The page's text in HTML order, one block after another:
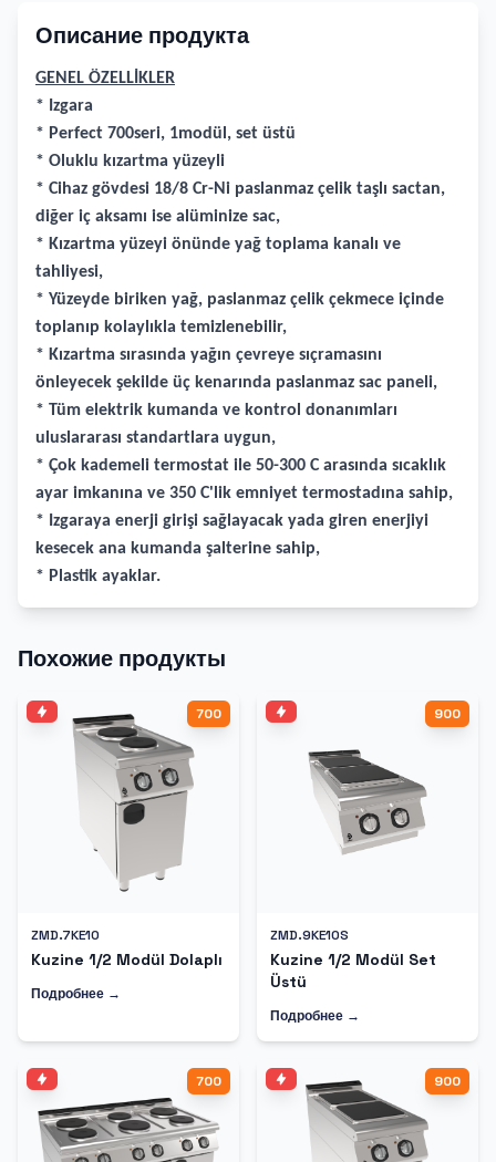
Описание продукта
GENEL ÖZELLİKLER
* Izgara
* Perfect 700seri, 1modül, set üstü
* Oluklu kızartma yüzeyli
* Cihaz gövdesi 18/8 Cr-Ni paslanmaz çelik taşlı sactan,
diğer iç aksamı ise alüminize sac,
* Kızartma yüzeyi önünde yağ toplama kanalı ve
tahliyesi,
* Yüzeyde biriken yağ, paslanmaz çelik çekmece içinde
toplanıp kolaylıkla temizlenebilir,
* Kızartma sırasında yağın çevreye sıçramasını
önleyecek şekilde üç kenarında paslanmaz sac paneli,
* Tüm elektrik kumanda ve kontrol donanımları
uluslararası standartlara uygun,
* Çok kademeli termostat ile 50-300 C arasında sıcaklık
ayar imkanına ve 350 C'lik emniyet termostadına sahip,
* Izgaraya enerji girişi sağlayacak yada giren enerjiyi
kesecek ana kumanda şalterine sahip,
* Plastik ayaklar.
Похожие продукты
700
ZMD.7KE10
Kuzine 1/2 Modül Dolaplı
Подробнее →
900
ZMD.9KE10S
Kuzine 1/2 Modül Set
Üstü
Подробнее →
700 900